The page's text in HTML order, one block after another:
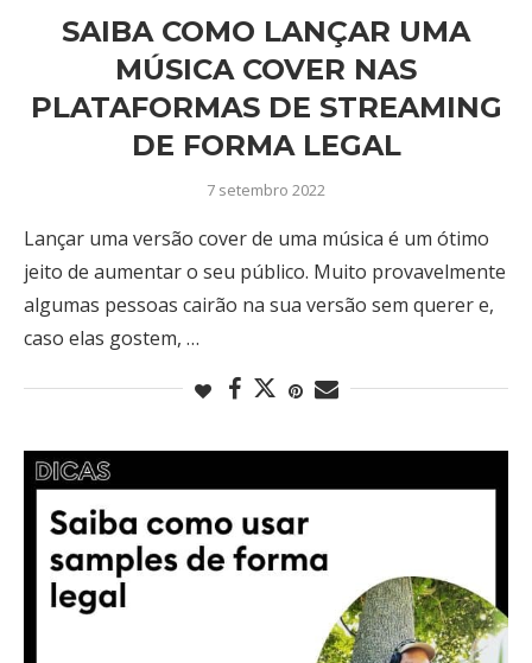
SAIBA COMO LANÇAR UMA
MÚSICA COVER NAS
PLATAFORMAS DE STREAMING
DE FORMA LEGAL
7 setembro 2022
Lançar uma versão cover de uma música é um ótimo
jeito de aumentar o seu público. Muito provavelmente
algumas pessoas cairão na sua versão sem querer e,
caso elas gostem, …